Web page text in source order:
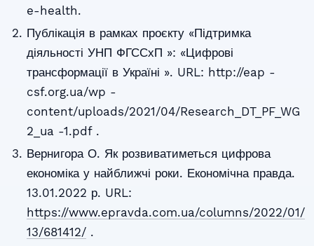
e-health.
Публікація в рамках проєкту «Підтримка
діяльності УНП ФГССхП »: «Цифрові
трансформації в Україні ». URL: http://eap -
csf.org.ua/wp -
content/uploads/2021/04/Research_DT_PF_WG
2_ua -1.pdf .
Вернигора О. Як розвиватиметься цифрова
економіка у найближчі роки. Економічна правда.
13.01.2022 р. URL:
https://www.epravda.com.ua/columns/2022/01/
13/681412/.